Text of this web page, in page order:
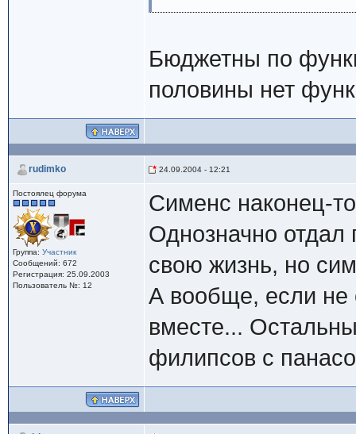
Бюджетны по
половины нет
rudimko 24.09.2004 - 12:21
Постоялец форума
Группа: Участник
Сообщений: 672
Регистрация: 25.09.2003
Пользователь №: 12
Сименс наконец-
Однозначно
свою жизнь, но
А вообще, если не
вместе...
филипсов с